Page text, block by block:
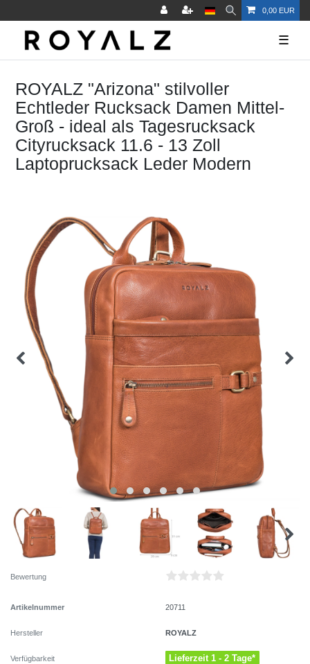
0,00 EUR
☰
ROYALZ "Arizona" stilvoller
Echtleder Rucksack Damen Mittel-
Groß - ideal als Tagesrucksack
Cityrucksack 11.6 - 13 Zoll
Laptoprucksack Leder Modern
Bewertung
Artikelnummer 20711
Hersteller ROYALZ
Verfügbarkeit Lieferzeit 1 - 2 Tage*